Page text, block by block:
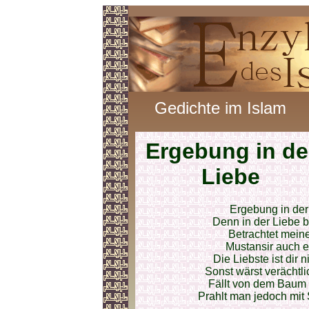
Gedichte im Islam
Ergebung in
Liebe
Ergebung in
Denn in der Liebe
Betrachtet
Mustansir auch
Die Liebste ist dir
Sonst wärst
Fällt von dem
Prahlt man jedoch mit